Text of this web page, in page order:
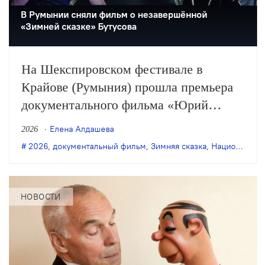
В Румынии сняли фильм о незавершённой
«Зимней сказке» Бутусова
На Шекспировском фестивале в
Крайове (Румыния) прошла премьера
документального фильма «Юрий
Бутусов и другие сказки», основанного
на записях репетиций мастера,
воспоминаниях о нём. Видео
планируют выложить в открытый
доступ.
2026
Елена Алдашева
2026, документальный фильм, Зимняя сказка, Национальный театр имени Сореску
НОВОСТИ